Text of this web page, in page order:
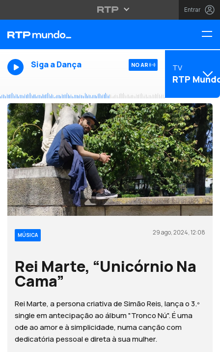
Entrar
Siga a Dança NO AR TV
RTP
MÚSICA 29 ago, 2024, 12:08
Rei Marte, “Unicórnio Na
Cama”
Rei Marte, a persona criativa de Simão Reis, lança o 3.º
single em antecipação ao álbum "Tronco Nú". É uma
ode ao amor e à simplicidade, numa canção com
dedicatória pessoal e direta à sua mulher.